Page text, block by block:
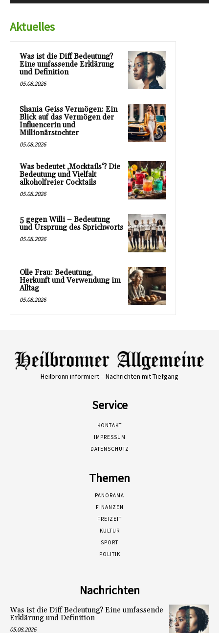
Aktuelles
Was ist die Diff Bedeutung?
Eine umfassende Erklärung
und Definition
05.08.2026
Shania Geiss Vermögen: Ein
Blick auf das Vermögen der
Influencerin und
Millionärstochter
05.08.2026
Was bedeutet ‚Mocktails‘? Die
Bedeutung und Vielfalt
alkoholfreier Cocktails
05.08.2026
5 gegen Willi – Bedeutung
und Ursprung des Sprichworts
05.08.2026
Olle Frau: Bedeutung,
Herkunft und Verwendung im
Alltag
05.08.2026
Heilbronn informiert – Nachrichten mit Tiefgang
Service
KONTAKT
IMPRESSUM
DATENSCHUTZ
Themen
PANORAMA
FINANZEN
FREIZEIT
KULTUR
SPORT
POLITIK
Nachrichten
Was ist die Diff Bedeutung? Eine umfassende
Erklärung und Definition
05.08.2026